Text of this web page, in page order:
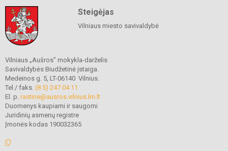
Steigėjas
Vilniaus miesto savivaldybė
Vilniaus „Aušros” mokykla-darželis
Savivaldybės Biudžetinė įstaiga.
Medeinos g. 5, LT-06140 Vilnius.
Tel./ faks. (8 5) 247 04 11
El. p. rastine@ausros.vilnius.lm.lt
Duomenys kaupiami ir saugomi
Juridinių asmenų registre
Įmonės kodas 190032365